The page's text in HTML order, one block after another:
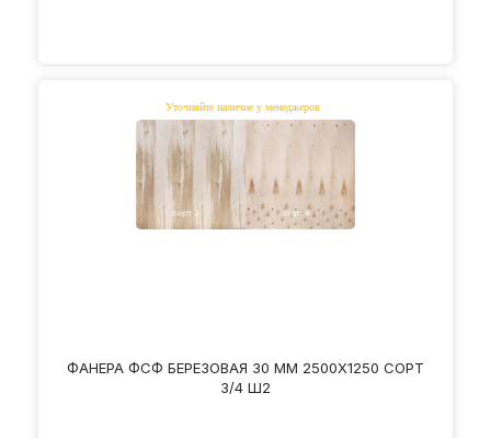
ФАНЕРА ФСФ БЕРЕЗОВАЯ 30 ММ 2500Х1250 СОРТ
3/4 Ш2